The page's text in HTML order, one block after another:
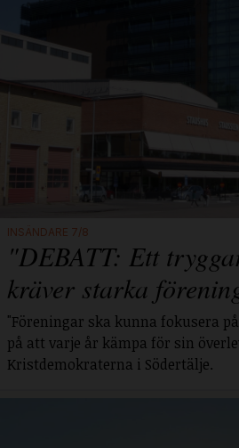
INSÄNDARE 7/8
"DEBATT: Ett
kräver starka
"Föreningar ska kunna fokusera
på att varje år kämpa för sin
Kristdemokraterna i Södertälje.